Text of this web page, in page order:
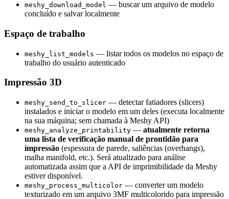
meshy_download_model — buscar um arquivo de modelo
concluído e salvar localmente
Espaço de trabalho
meshy_list_models — listar todos os modelos no espaço de
trabalho do usuário autenticado
Impressão 3D
meshy_send_to_slicer — detectar fatiadores (slicers)
instalados e iniciar o modelo em um deles (executa localmente
na sua máquina; sem chamada à Meshy API)
meshy_analyze_printability — atualmente retorna
uma lista de verificação manual de prontidão para
impressão (espessura de parede, saliências (overhangs),
malha manifold, etc.). Será atualizado para análise
automatizada assim que a API de imprimibilidade da Meshy
estiver disponível.
meshy_process_multicolor — converter um modelo
texturizado em um arquivo 3MF multicolorido para impressão